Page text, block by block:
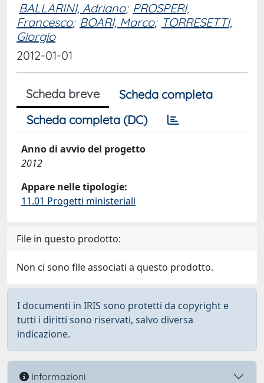
BALLARINI, Adriano; PROSPERI,
Francesco; BOARI, Marco; TORRESETTI,
Giorgio
2012-01-01
Scheda breve
Scheda completa
Scheda completa (DC)
Anno di avvio del progetto
2012
Appare nelle tipologie:
11.01 Progetti ministeriali
File in questo prodotto:
Non ci sono file associati a questo prodotto.
I documenti in IRIS sono protetti da copyright e
tutti i diritti sono riservati, salvo diversa
indicazione.
Informazioni